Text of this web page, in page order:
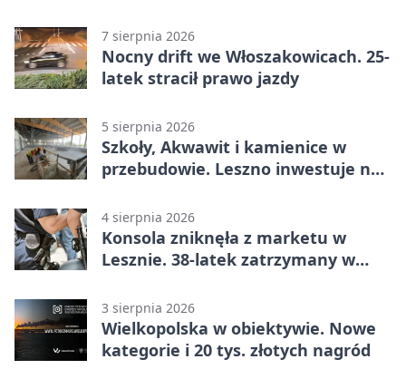
7 sierpnia 2026
Nocny drift we Włoszakowicach. 25-
latek stracił prawo jazdy
5 sierpnia 2026
Szkoły, Akwawit i kamienice w
przebudowie. Leszno inwestuje na
4 sierpnia 2026
Konsola zniknęła z marketu w
Lesznie. 38-latek zatrzymany w
3 sierpnia 2026
Wielkopolska w obiektywie. Nowe
kategorie i 20 tys. złotych nagród